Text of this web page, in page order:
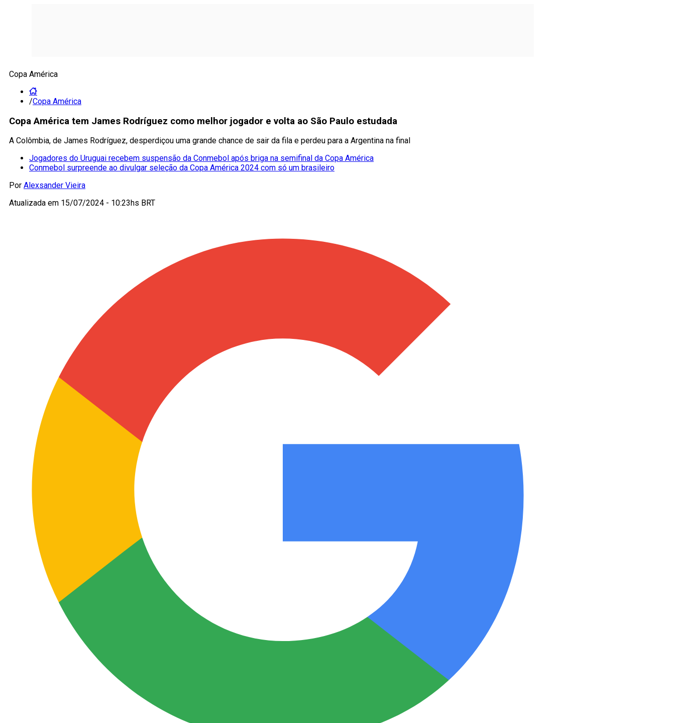
Copa América
/Copa América
Copa América tem James Rodríguez como melhor jogador e volta ao São Paulo estudada
A Colômbia, de James Rodríguez, desperdiçou uma grande chance de sair da fila e perdeu para a Argentina na final
Jogadores do Uruguai recebem suspensão da Conmebol após briga na semifinal da Copa América
Conmebol surpreende ao divulgar seleção da Copa América 2024 com só um brasileiro
Por Alexsander Vieira
Atualizada em 15/07/2024 - 10:23hs BRT